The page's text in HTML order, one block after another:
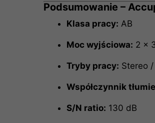
Podsumowanie –
Klasa pracy: AB
Moc wyjściowa: 2 ×
Tryby pracy: Stereo
Współczynnik
S/N ratio: 130 dB